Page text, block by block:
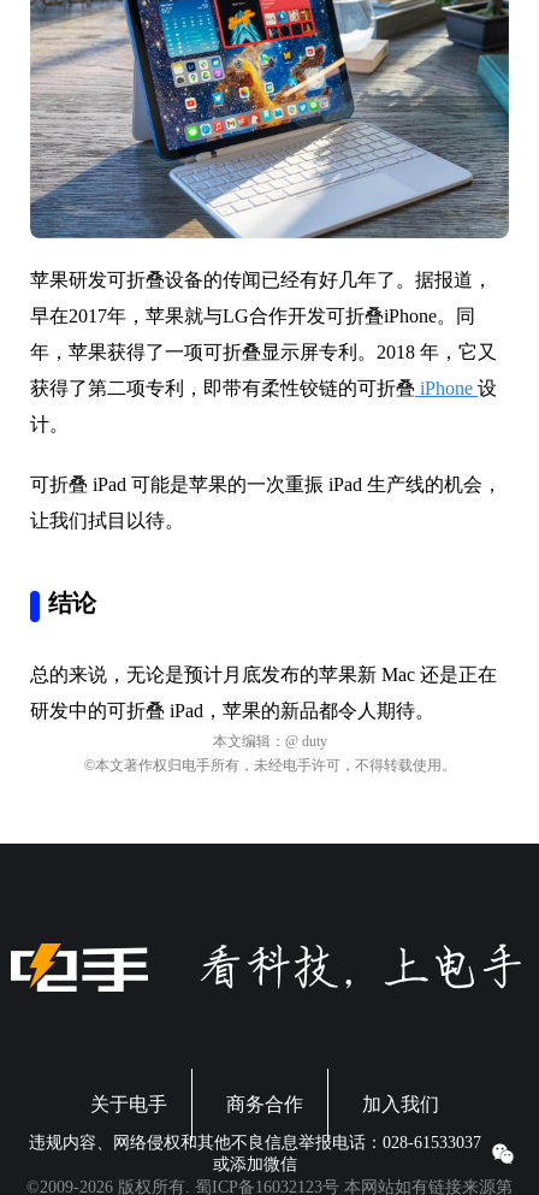
苹果研发可折叠设备的传闻已经有好几年了。据报道，
早在2017年，苹果就与LG合作开发可折叠iPhone。同
年，苹果获得了一项可折叠显示屏专利。2018 年，它又
获得了第二项专利，即带有柔性铰链的可折叠 iPhone 设
计。
可折叠 iPad 可能是苹果的一次重振 iPad 生产线的机会，
让我们拭目以待。
结论
总的来说，无论是预计月底发布的苹果新 Mac 还是正在
研发中的可折叠 iPad，苹果的新品都令人期待。
本文编辑： @ duty
©本文著作权归电手所有，未经电手许可，不得转载使用。
关于电手 商务合作 加入我们
违规内容、网络侵权和其他不良信息举报电话：028-61533037
或添加微信
©2009-2026 版权所有. 蜀ICP备16032123号 本网站如有链接来源第